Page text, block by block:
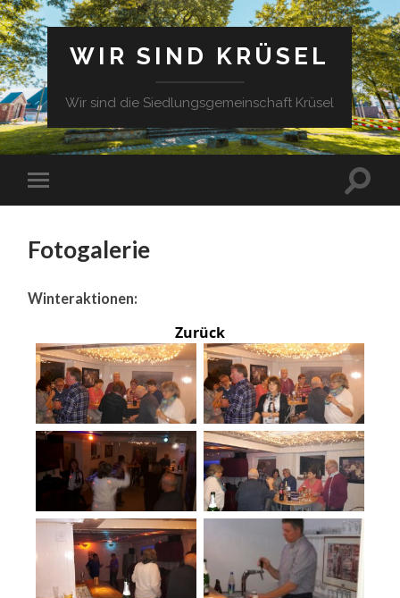
WIR SIND KRÜSEL
Wir sind die Siedlungsgemeinschaft Krüsel
Fotogalerie
Winteraktionen:
Zurück